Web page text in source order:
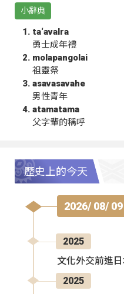
小辭典
ta‘avalra
勇士成年禮
molapangolai
祖靈祭
asavasavahe
男性青年
atamatama
父字輩的稱呼
歷史上的今天
2026/ 08/ 09
2025
文化外交前進
2025